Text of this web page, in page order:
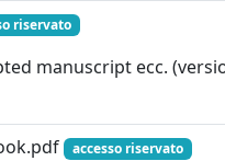
riservato
manuscript ecc.
accesso riservato